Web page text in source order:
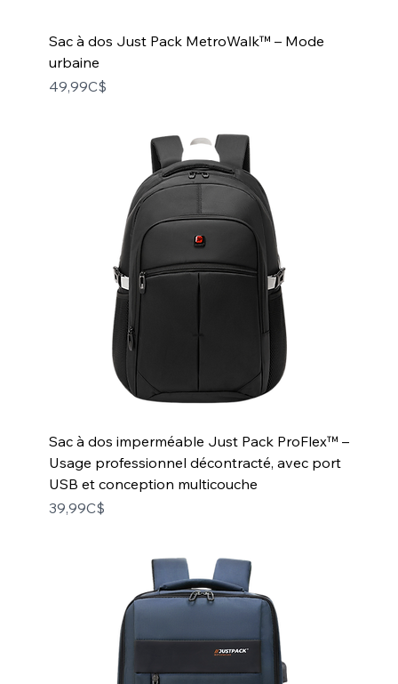
Sac à dos Just Pack MetroWalk™ – Mode
urbaine
Price
49,99C$
Sac à dos imperméable Just Pack ProFlex™ –
Usage professionnel décontracté, avec port
USB et conception multicouche
Price
39,99C$